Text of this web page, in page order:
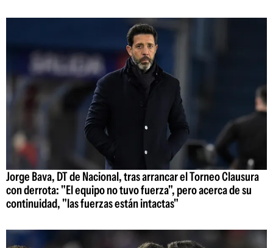
Jorge Bava, DT de Nacional, tras arrancar el Torneo Clausura
con derrota: "El equipo no tuvo fuerza", pero acerca de su
continuidad, "las fuerzas están intactas"